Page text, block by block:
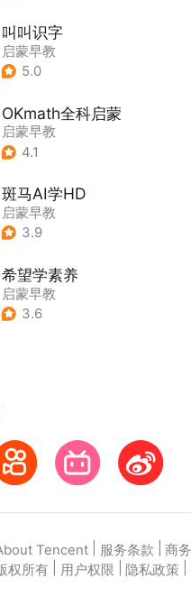
叫叫识字
启蒙早教
5.0
OKmath全科启蒙
启蒙早教
4.1
斑马AI学HD
启蒙早教
3.9
希望学素养
启蒙早教
3.6
Tencent 服务条款 商
权所有 用户权限 隐私政策